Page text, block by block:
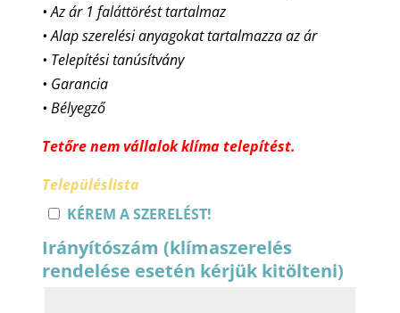
• Az ár 1 faláttörést tartalmaz
• Alap szerelési anyagokat tartalmazza az ár
• Telepítési tanúsítvány
• Garancia
• Bélyegző
Tetőre nem vállalok klíma telepítést.
Településlista
KÉREM A SZERELÉST!
Irányítószám (klímaszerelés
rendelése esetén kérjük kitölteni)